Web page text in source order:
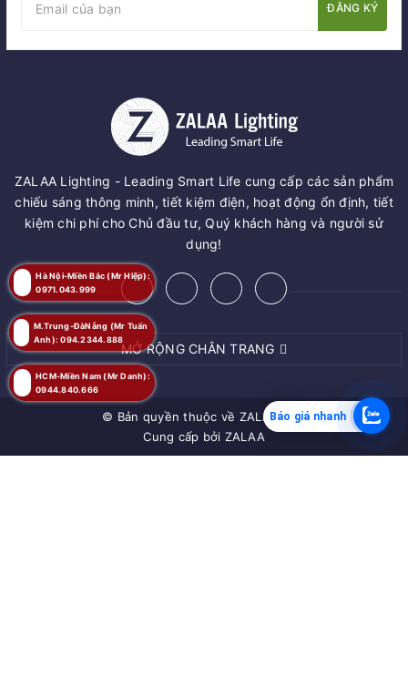
ĐĂNG KÝ
ZALAA Lighting - Leading Smart Life cung cấp các sản phẩm
chiếu sáng thông minh, tiết kiệm điện, hoạt động ổn định, tiết
kiệm chi phí cho Chủ đầu tư, Quý khách hàng và người sử
dụng!
MỞ RỘNG CHÂN TRANG
© Bản quyền thuộc về ZALAA JSC
Cung cấp bởi ZALAA
HCM-Miền Nam (Mr Danh):
0944.840.666
Hà Nội-Miền Bắc (Mr Hiệp):
0971.043.999
M.Trung-ĐàNẵng (Mr Tuấn
Anh): 094.2344.888
Báo giá nhanh